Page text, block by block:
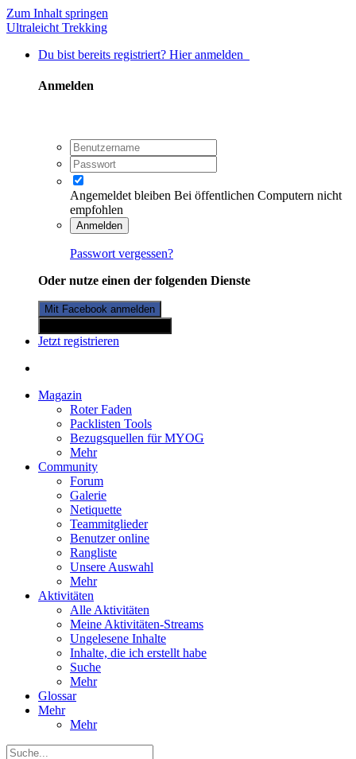
Zum Inhalt springen
Ultraleicht Trekking
Du bist bereits registriert? Hier anmelden
Anmelden
Angemeldet bleiben Bei öffentlichen Computern nicht
empfohlen
Anmelden
Passwort vergessen?
Oder nutze einen der folgenden Dienste
Mit Facebook anmelden
Jetzt registrieren
Magazin
Roter Faden
Packlisten Tools
Bezugsquellen für MYOG
Mehr
Community
Forum
Galerie
Netiquette
Teammitglieder
Benutzer online
Rangliste
Unsere Auswahl
Mehr
Aktivitäten
Alle Aktivitäten
Meine Aktivitäten-Streams
Ungelesene Inhalte
Inhalte, die ich erstellt habe
Suche
Mehr
Glossar
Mehr
Mehr